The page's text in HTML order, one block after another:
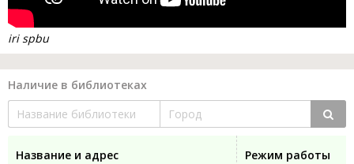
iri spbu
Наличие в библиотеках
Название и адрес
Режим работы